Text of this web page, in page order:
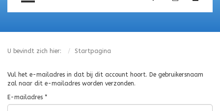
U bevindt zich hier: Startpagina
Vul het e-mailadres in dat bij dit account hoort. De gebruikersnaam
zal naar dit e-mailadres worden verzonden.
E-mailadres *